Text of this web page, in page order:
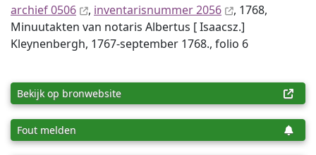
archief 0506
, inventaris­num­mer 2056
, 1768,
Minuutakten van notaris Albertus [ Isaacsz.]
Kleynenbergh, 1767-september 1768., folio 6
Bekijk op bronwebsite
Fout melden